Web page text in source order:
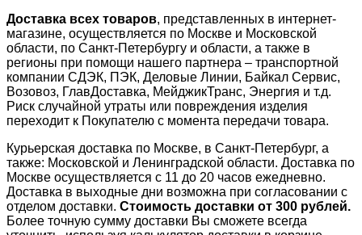
Доставка всех товаров, представленных в интернет-
магазине, осуществляется по Москве и Московской
области, по Санкт-Петербургу и области, а также в
регионы при помощи нашего партнера – транспортной
компании СДЭК, ПЭК, Деловые Линии, Байкал Сервис,
Возовоз, ГлавДоставка, МейджикТранс, Энергия и т.д.
Риск случайной утраты или повреждения изделия
переходит к Покупателю с момента передачи товара.
Курьерская доставка по Москве, в Санкт-Петербург, а
также: Московской и Ленинградской области. Доставка по
Москве осуществляется с 11 до 20 часов ежедневно.
Доставка в выходные дни возможна при согласовании с
отделом доставки. Стоимость доставки от 300 рублей.
Более точную сумму доставки Вы сможете всегда